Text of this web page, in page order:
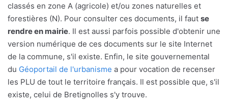
classés en zone A (agricole) et/ou zones naturelles et
forestières (N). Pour consulter ces documents, il faut se
rendre en mairie. Il est aussi parfois possible d'obtenir une
version numérique de ces documents sur le site Internet
de la commune, s'il existe. Enfin, le site gouvernemental
du Géoportail de l'urbanisme a pour vocation de recenser
les PLU de tout le territoire français. Il est possible que, s'il
existe, celui de Bretignolles s'y trouve.